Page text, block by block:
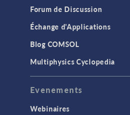
Forum de Discussion
Échange d'Applications
Blog COMSOL
Multiphysics Cyclopedia
Evenements
Webinaires